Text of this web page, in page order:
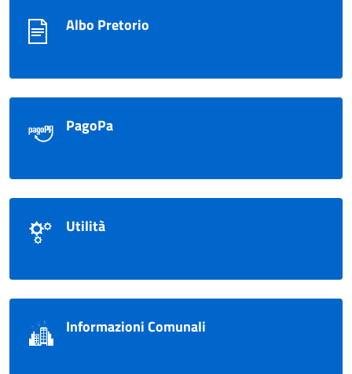
Albo Pretorio
PagoPa
Utilità
Informazioni Comunali